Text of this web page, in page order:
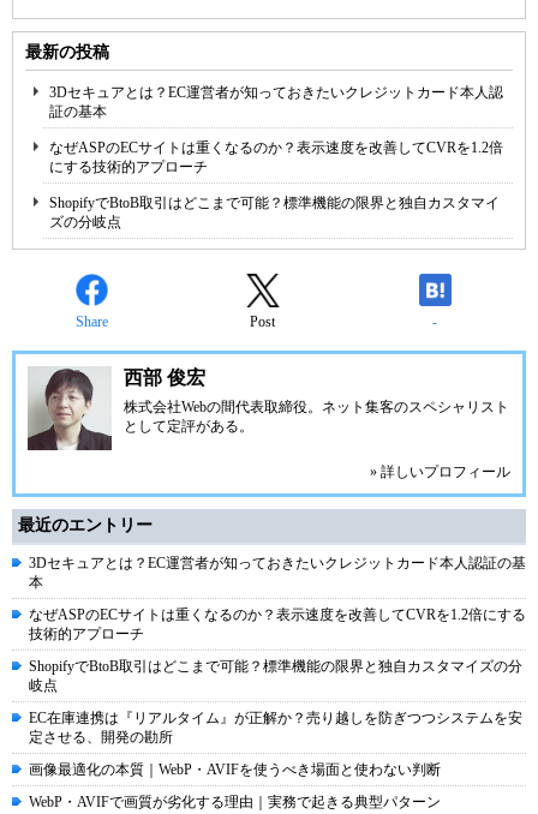
最新の投稿
3Dセキュアとは？EC運営者が知っておきたいクレジットカード本人認
証の基本
なぜASPのECサイトは重くなるのか？表示速度を改善してCVRを1.2倍
にする技術的アプローチ
ShopifyでBtoB取引はどこまで可能？標準機能の限界と独自カスタマイ
ズの分岐点
Share Post -
西部 俊宏
株式会社Webの間代表取締役。ネット集客のスペシャリスト
として定評がある。
» 詳しいプロフィール
最近のエントリー
3Dセキュアとは？EC運営者が知っておきたいクレジットカード本人認証の基
本
なぜASPのECサイトは重くなるのか？表示速度を改善してCVRを1.2倍にする
技術的アプローチ
ShopifyでBtoB取引はどこまで可能？標準機能の限界と独自カスタマイズの分
岐点
EC在庫連携は『リアルタイム』が正解か？売り越しを防ぎつつシステムを安
定させる、開発の勘所
画像最適化の本質｜WebP・AVIFを使うべき場面と使わない判断
WebP・AVIFで画質が劣化する理由｜実務で起きる典型パターン